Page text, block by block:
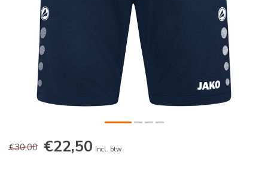
€30,00 €22,50 Incl. btw